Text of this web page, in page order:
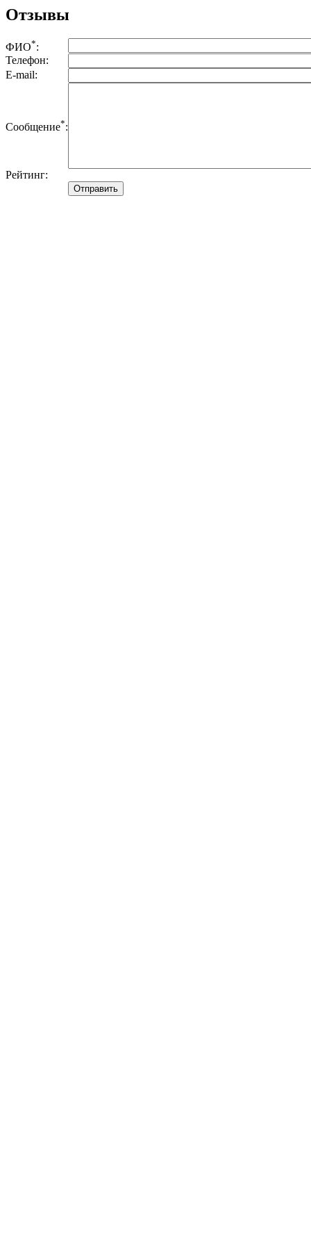
Отзывы
ФИО*:
Телефон:
E-mail:
Сообщение*:
Рейтинг: